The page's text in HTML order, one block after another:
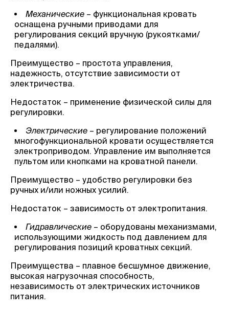
Механические – функциональная кровать
оснащена ручными приводами для
регулирования секций вручную (рукоятками/
педалями).
Преимущество – простота управления,
надежность, отсутствие зависимости от
электричества.
Недостаток – применение физической силы для
регулировки.
Электрические – регулирование положений
многофункциональной кровати осуществляется
электроприводом. Управление им выполняется
пультом или кнопками на кроватной панели.
Преимущество – удобство регулировки без
ручных и/или ножных усилий.
Недостаток – зависимость от электропитания.
Гидравлические – оборудованы механизмами,
использующими жидкость под давлением для
регулирования позиций кроватных секций.
Преимущества – плавное бесшумное движение,
высокая нагрузочная способность,
независимость от электрических источников
питания.